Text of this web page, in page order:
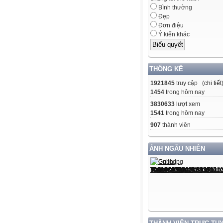
Bình thường
Đẹp
Đơn điệu
Ý kiến khác
THỐNG KÊ
1921845 truy cập (chi tiết)
1454 trong hôm nay
3830633 lượt xem
1541 trong hôm nay
907 thành viên
ẢNH NGẪU NHIÊN